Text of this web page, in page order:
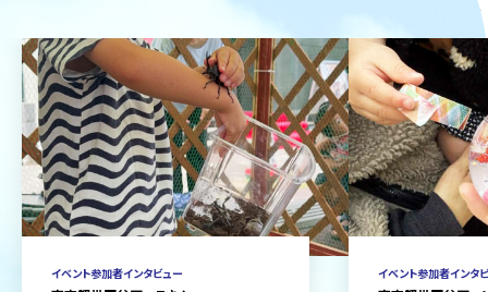
イベント参加者インタビュー イベント参加者インタ